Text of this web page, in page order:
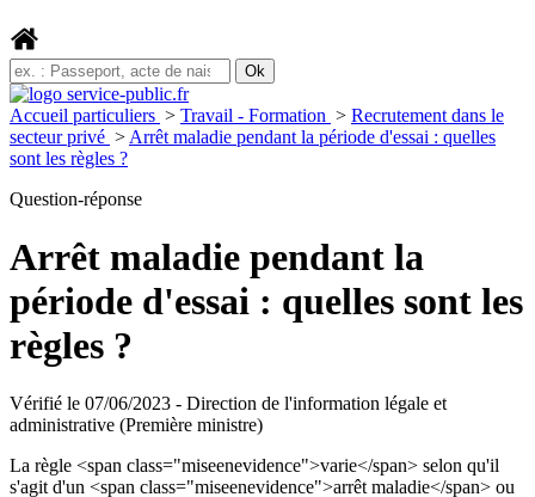
Accueil particuliers > Travail - Formation > Recrutement dans le
secteur privé > Arrêt maladie pendant la période d'essai : quelles
sont les règles ?
Question-réponse
Arrêt maladie pendant la
période d'essai : quelles sont les
règles ?
Vérifié le 07/06/2023 - Direction de l'information légale et
administrative (Première ministre)
La règle <span class="miseenevidence">varie</span> selon qu'il
s'agit d'un <span class="miseenevidence">arrêt maladie</span> ou